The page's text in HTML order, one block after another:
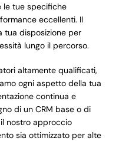
le tue specifiche
eccellenti. Il
tua disposizione per
lungo il percorso.
altamente qualificati,
ogni aspetto della tua
continua e
di un CRM base o di
nostro approccio
sia ottimizzato per alte